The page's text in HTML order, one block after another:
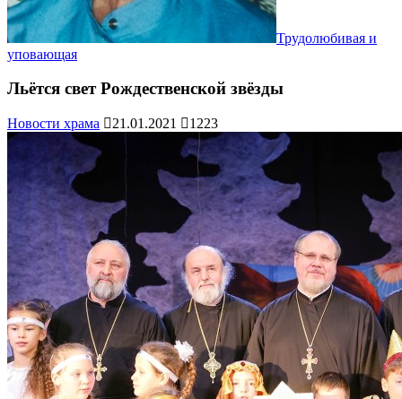
Трудолюбивая и
уповающая
Льётся свет Рождественской звёзды
Новости храма 21.01.2021 1223